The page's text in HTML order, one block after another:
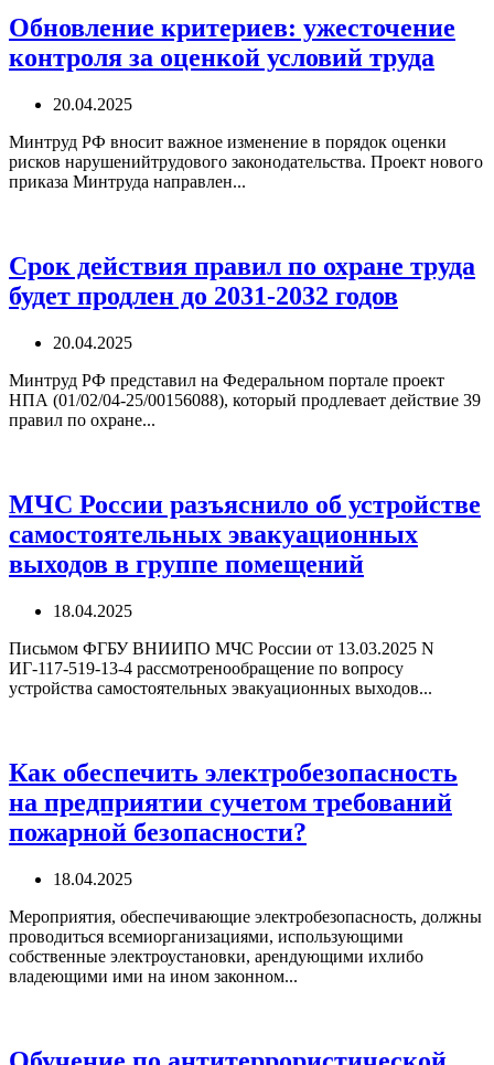
Обновление критериев: ужесточение
контроля за оценкой условий труда
20.04.2025
Минтруд РФ вносит важное изменение в порядок оценки
рисков нарушенийтрудового законодательства. Проект нового
приказа Минтруда направлен...
Срок действия правил по охране труда
будет продлен до 2031-2032 годов
20.04.2025
Минтруд РФ представил на Федеральном портале проект
НПА (01/02/04-25/00156088), который продлевает действие 39
правил по охране...
МЧС России разъяснило об устройстве
самостоятельных эвакуационных
выходов в группе помещений
18.04.2025
Письмом ФГБУ ВНИИПО МЧС России от 13.03.2025 N
ИГ-117-519-13-4 рассмотренообращение по вопросу
устройства самостоятельных эвакуационных выходов...
Как обеспечить электробезопасность
на предприятии сучетом требований
пожарной безопасности?
18.04.2025
Мероприятия, обеспечивающие электробезопасность, должны
проводиться всемиорганизациями, использующими
собственные электроустановки, арендующими ихлибо
владеющими ими на ином законном...